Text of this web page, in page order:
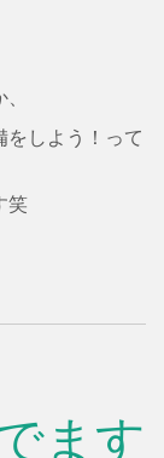
しよう！って
笑
ます